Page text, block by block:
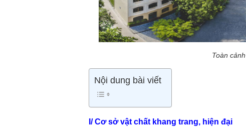
Toàn
Nội dung bài viết
I/ Cơ sở vật chất khang trang, hiện đại